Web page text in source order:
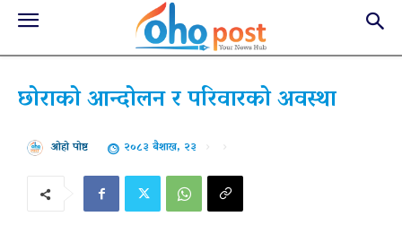
छोराको आन्दोलन र परिवारको अवस्था
ओहो पोष्ट २०८३ बैशाख, २३